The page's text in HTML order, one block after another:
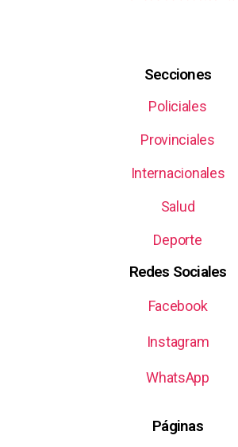
Secciones
Policiales
Provinciales
Internacionales
Salud
Deporte
Redes Sociales
Facebook
Instagram
WhatsApp
Páginas